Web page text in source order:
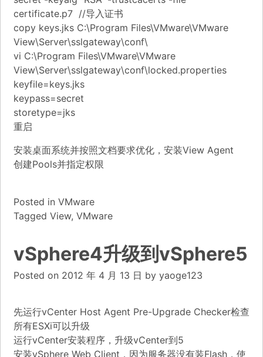
certificate.p7 //导入证书
copy keys.jks C:\Program Files\VMware\VMware
View\Server\sslgateway\conf\
vi C:\Program Files\VMware\VMware
View\Server\sslgateway\conf\locked.properties
keyfile=keys.jks
keypass=secret
storetype=jks
重启
安装桌面系统并按照文档要求优化，安装View Agent
创建Pools并指定权限
Posted in VMware
Tagged View, VMware
vSphere4升级到vSphere5
Posted on 2012 年 4 月 13 日 by yaoge123
先运行vCenter Host Agent Pre-Upgrade Checker检查
所有ESXi可以升级
运行vCenter安装程序，升级vCenter到5
安装vSphere Web Client，因为服务器没有装Flash，使